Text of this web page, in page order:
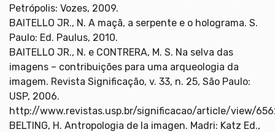
Petrópolis: Vozes, 2009.
BAITELLO JR., N. A maçã, a serpente e o holograma. S.
Paulo: Ed. Paulus, 2010.
BAITELLO JR., N. e CONTRERA, M. S. Na selva das
imagens – contribuições para uma arqueologia da
imagem. Revista Significação, v. 33, n. 25, São Paulo:
USP, 2006.
http://www.revistas.usp.br/significacao/article/view/
BELTING, H. Antropologia de la imagen. Madri: Katz Ed.,